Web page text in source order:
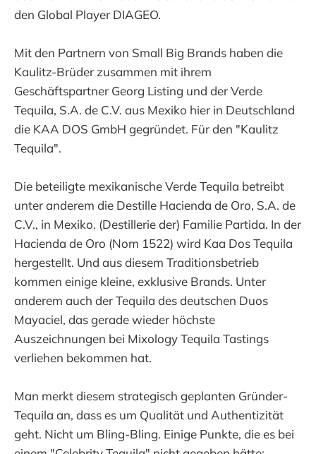
den Global Player DIAGEO.
Mit den Partnern von Small Big Brands haben die
Kaulitz-Brüder zusammen mit ihrem
Geschäftspartner Georg Listing und der Verde
Tequila, S.A. de C.V. aus Mexiko hier in Deutschland
die KAA DOS GmbH gegründet. Für den "Kaulitz
Tequila".
Die beteiligte mexikanische Verde Tequila betreibt
unter anderem die Destille Hacienda de Oro, S.A. de
C.V., in Mexiko. (Destillerie der) Familie Partida. In der
Hacienda de Oro (Nom 1522) wird Kaa Dos Tequila
hergestellt. Und aus diesem Traditionsbetrieb
kommen einige kleine, exklusive Brands. Unter
anderem auch der Tequila des deutschen Duos
Mayaciel, das gerade wieder höchste
Auszeichnungen bei Mixology Tequila Tastings
verliehen bekommen hat.
Man merkt diesem strategisch geplanten Gründer-
Tequila an, dass es um Qualität und Authentizität
geht. Nicht um Bling-Bling. Einige Punkte, die es bei